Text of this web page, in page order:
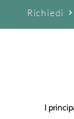
Richiedi
I